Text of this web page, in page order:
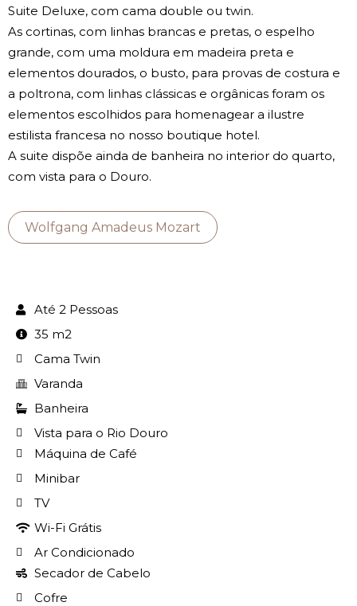
Suite Deluxe, com cama double ou twin.
As cortinas, com linhas brancas e pretas, o espelho
grande, com uma moldura em madeira preta e
elementos dourados, o busto, para provas de costura e
a poltrona, com linhas clássicas e orgânicas foram os
elementos escolhidos para homenagear a ilustre
estilista francesa no nosso boutique hotel.
A suite dispõe ainda de banheira no interior do quarto,
com vista para o Douro.
Wolfgang Amadeus Mozart
Até 2 Pessoas
35 m2
Cama Twin
Varanda
Banheira
Vista para o Rio Douro
Máquina de Café
Minibar
TV
Wi-Fi Grátis
Ar Condicionado
Secador de Cabelo
Cofre